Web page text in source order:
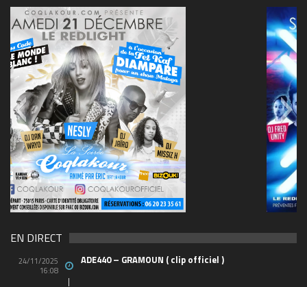
(1)
EN DIRECT
24/11/2025
16:08
ADE440 – GRAMOUN ( clip officiel )